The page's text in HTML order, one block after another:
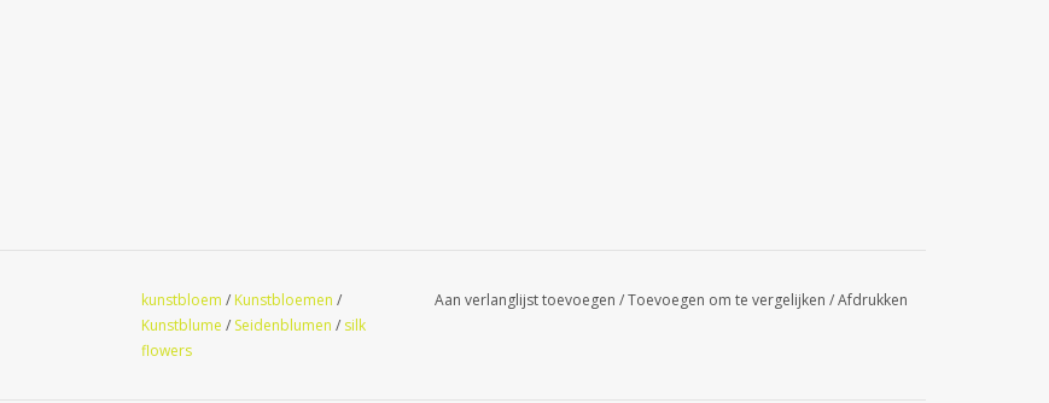
kunstbloem / Kunstbloemen /
Kunstblume / Seidenblumen / silk
flowers
Aan verlanglijst toevoegen /Toevoegen om te vergelijken /Afdrukken